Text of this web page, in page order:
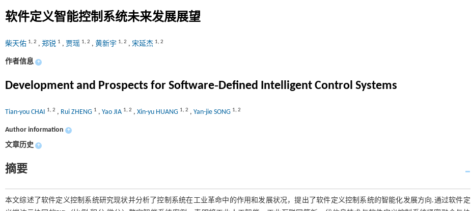
软件定义智能控制系统未来发展展望
柴天佑 1, 2 , 郑锐 1 , 贾瑶 1, 2 , 黄新宇 1, 2 , 宋延杰 1, 2
作者信息 +
Development and Prospects for Software‑Defined Intelligent Control Systems
Tian-you CHAI 1, 2 , Rui ZHENG 1 , Yao JIA 1, 2 , Xin-yu HUANG 1, 2 , Yan-jie SONG 1, 2
Author information +
文章历史 +
摘要
本文综述了软件定义控制系统研究现状并分析了控制系统在工业革命中的作用和发展状况，提出了软件定义控制系统的智能化发展方向.通过软件定